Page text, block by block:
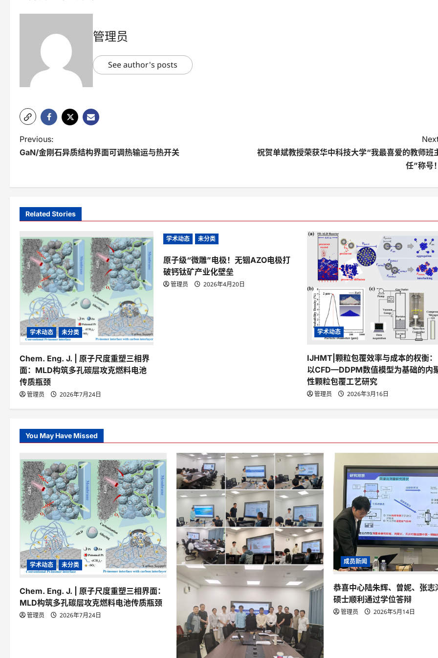
管理员
See author's posts
P
o
n
v
i
g
a
t
i
o
n
Previous:
GaN/金刚石异质结构界面可调热输运与热开关
祝贺单斌教授荣获华中科技大学“我最喜爱的教师班
任”称号
Related Stories
学术动态 未分类
Chem. Eng. J. | 原子尺度重塑三相界
面：MLD构筑多孔碳层攻克燃料电池
传质瓶颈
管理员 2026年7月24日
学术动态 未分类
原子级“微雕”电极！无铟AZO电极打
破钙钛矿产业化壁垒
管理员 2026年4月20日
学术动态
IJHMT|颗粒包覆效率与成本的权衡：
以CFD—DDPM数值模型为基础的内
性颗粒包覆工艺研究
管理员 2026年3月16日
You May Have Missed
学术动态 未分类
Chem. Eng. J. | 原子尺度重塑三相界面：
MLD构筑多孔碳层攻克燃料电池传质瓶颈
管理员 2026年7月24日
成员新闻
恭喜中心陆朱辉、曾妮、张志
硕士顺利通过学位答辩
管理员 2026年5月14日